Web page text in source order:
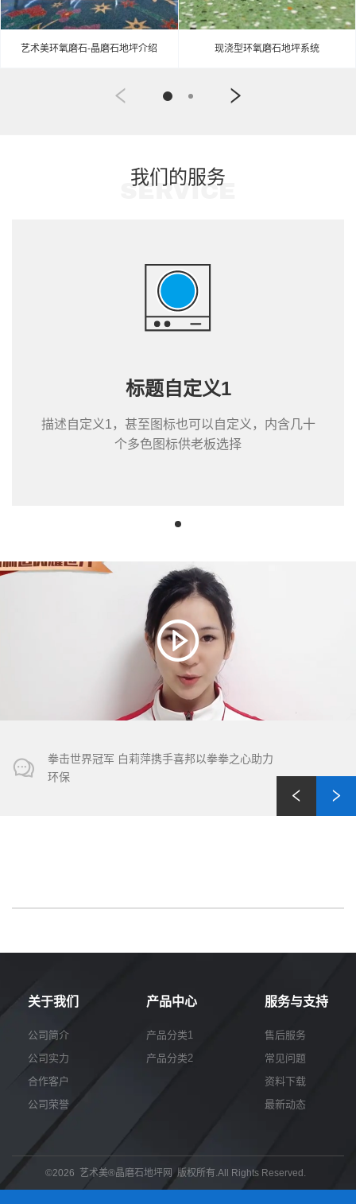
艺术美环氧磨石-晶磨石地坪介绍 现浇型环氧磨石地坪系统
SERVICE
我们的服务
标题自定义1
描述自定义1，甚至图标也可以自定义，内含几十
个多色图标供老板选择
拳击世界冠军 白莉萍携手喜邦以拳拳之心助力
环保
关于我们
公司简介
公司实力
合作客户
公司荣誉
产品中心
产品分类1
产品分类2
服务与支持
售后服务
常见问题
资料下载
最新动态
©2026 艺术美®晶磨石地坪网 版权所有.All Rights Reserved.